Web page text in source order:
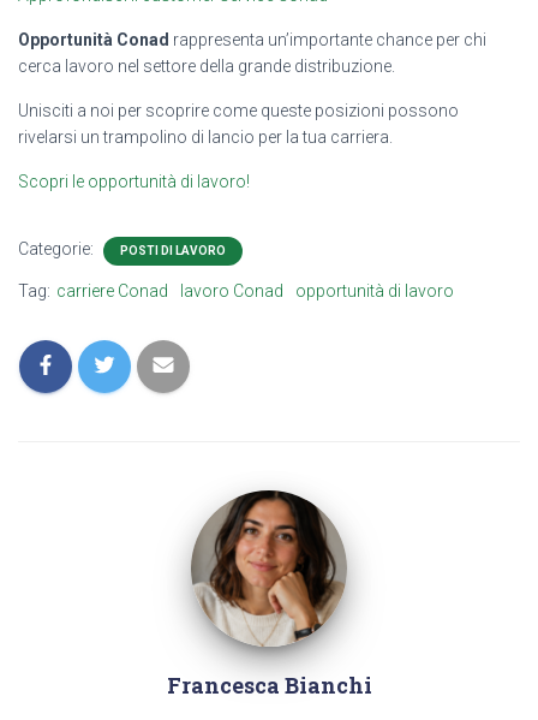
Opportunità Conad rappresenta un’importante chance per chi
cerca lavoro nel settore della grande distribuzione.
Unisciti a noi per scoprire come queste posizioni possono
rivelarsi un trampolino di lancio per la tua carriera.
Scopri le opportunità di lavoro!
Categorie: POSTI DI LAVORO
Tag: carriere Conad lavoro Conad opportunità di lavoro
Francesca Bianchi